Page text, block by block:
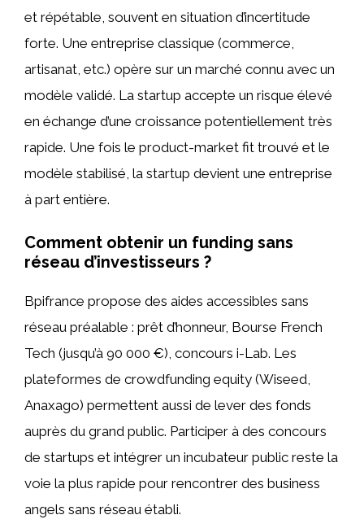
et répétable, souvent en situation d’incertitude
forte. Une entreprise classique (commerce,
artisanat, etc.) opère sur un marché connu avec un
modèle validé. La startup accepte un risque élevé
en échange d’une croissance potentiellement très
rapide. Une fois le product-market fit trouvé et le
modèle stabilisé, la startup devient une entreprise
à part entière.
Comment obtenir un funding sans
réseau d’investisseurs ?
Bpifrance propose des aides accessibles sans
réseau préalable : prêt d’honneur, Bourse French
Tech (jusqu’à 90 000 €), concours i-Lab. Les
plateformes de crowdfunding equity (Wiseed,
Anaxago) permettent aussi de lever des fonds
auprès du grand public. Participer à des concours
de startups et intégrer un incubateur public reste la
voie la plus rapide pour rencontrer des business
angels sans réseau établi.